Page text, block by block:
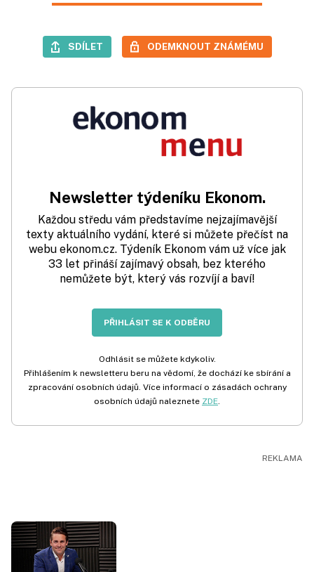
SDÍLET ODEMKNOUT ZNÁMÉMU
Newsletter týdeníku Ekonom.
Každou středu vám představíme nejzajímavější
texty aktuálního vydání, které si můžete přečíst na
webu ekonom.cz. Týdeník Ekonom vám už více jak
33 let přináší zajímavý obsah, bez kterého
nemůžete být, který vás rozvíjí a baví!
PŘIHLÁSIT SE K ODBĚRU
Odhlásit se můžete kdykoliv.
Přihlášením k newsletteru beru na vědomí, že dochází ke sbírání a
zpracování osobních údajů. Více informací o zásadách ochrany
osobních údajů naleznete ZDE.